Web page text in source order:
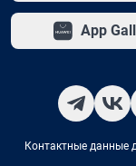
App
Контактные данные